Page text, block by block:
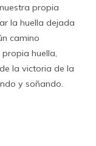
propia
la huella dejada
camino
huella,
la victoria de la
y soñando.